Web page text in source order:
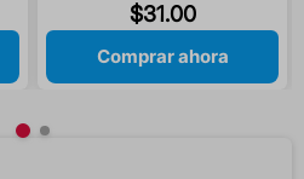
$31.00
Comprar ahora